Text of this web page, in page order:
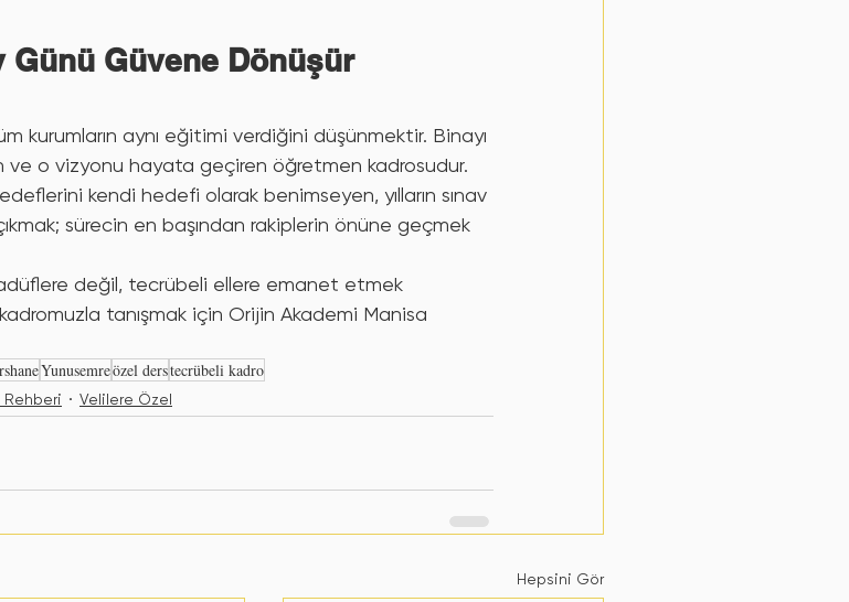
Günü Güvene Dönüşür
kurumların aynı eğitimi verdiğini düşünmektir. Binayı
o vizyonu hayata geçiren öğretmen kadrosudur.
kendi hedefi olarak benimseyen, yılların sınav
sürecin en başından rakiplerin önüne geçmek
değil, tecrübeli ellere emanet etmek
tanışmak için Orijin Akademi Manisa
Yunusemreözel derstecrübeli kadro
Rehberi Velilere Özel
Hepsini Gör